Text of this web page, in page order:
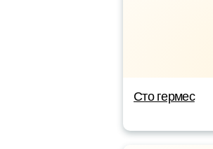
Сто гермес